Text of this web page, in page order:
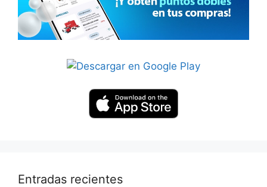
Entradas recientes